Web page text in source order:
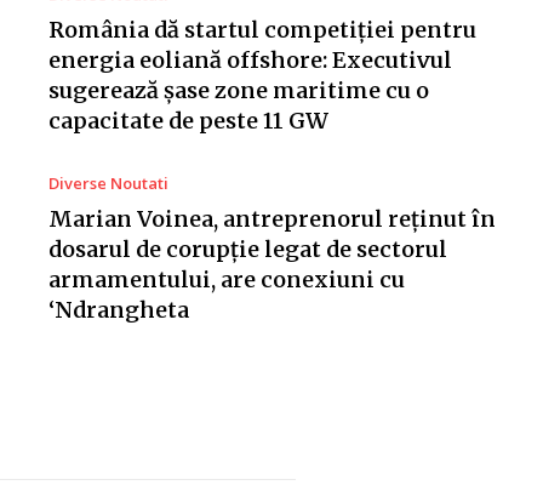
România dă startul competiției pentru
energia eoliană offshore: Executivul
sugerează șase zone maritime cu o
capacitate de peste 11 GW
Diverse Noutati
Marian Voinea, antreprenorul reținut în
dosarul de corupție legat de sectorul
armamentului, are conexiuni cu
‘Ndrangheta